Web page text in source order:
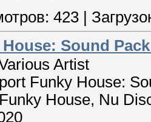
423 |
Sound Pack
Artist
Funky House:
Funky House, Nu